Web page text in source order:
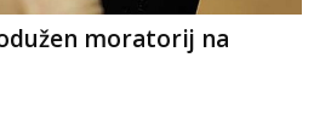
moratorij na